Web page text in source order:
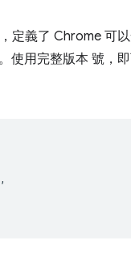
定義了 Chrome 可
使用完整版本 號，
,